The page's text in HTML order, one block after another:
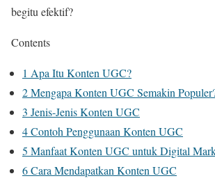
begitu efektif?
Contents
1 Apa Itu Konten UGC?
2Mengapa Konten UGC Semakin
3 Jenis-Jenis Konten UGC
4Contoh Penggunaan Konten UGC
5 Manfaat Konten UGC untuk Digital
6Cara Mendapatkan Konten UGC